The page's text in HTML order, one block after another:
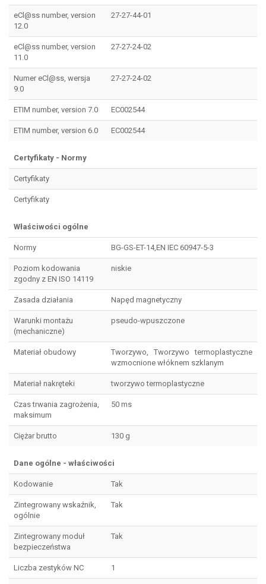
eCl@ss number, version
12.0
27-27-44-01
eCl@ss number, version
11.0
27-27-24-02
Numer eCl@ss, wersja
9.0
27-27-24-02
ETIM number, version 7.0 EC002544
ETIM number, version 6.0 EC002544
Certyfikaty - Normy
Certyfikaty
Certyfikaty
Właściwości ogólne
Normy BG-GS-ET-14,EN IEC 60947-5-3
Poziom kodowania
zgodny z EN ISO 14119
niskie
Zasada działania Napęd magnetyczny
Warunki montażu
(mechaniczne)
pseudo-wpuszczone
Materiał obudowy
Tworzywo, Tworzywo termoplastyczne
wzmocnione włóknem szklanym
Materiał nakręteki tworzywo termoplastyczne
Czas trwania zagrożenia,
maksimum
50 ms
Ciężar brutto 130 g
Dane ogólne - właściwości
Kodowanie Tak
Zintegrowany wskaźnik,
ogólnie
Tak
Zintegrowany moduł
bezpieczeństwa
Tak
Liczba zestyków NC 1